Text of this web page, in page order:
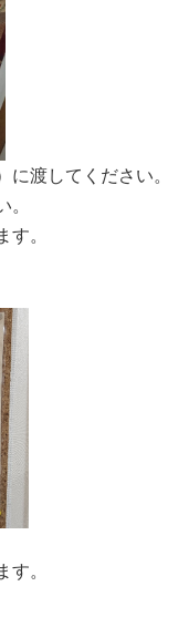
渡してください。
。
す。
す。